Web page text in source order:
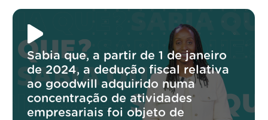
Sabia que, a partir de 1 de janeiro
de 2024, a dedução fiscal relativa
ao goodwill adquirido numa
concentração de atividades
empresariais foi objeto de